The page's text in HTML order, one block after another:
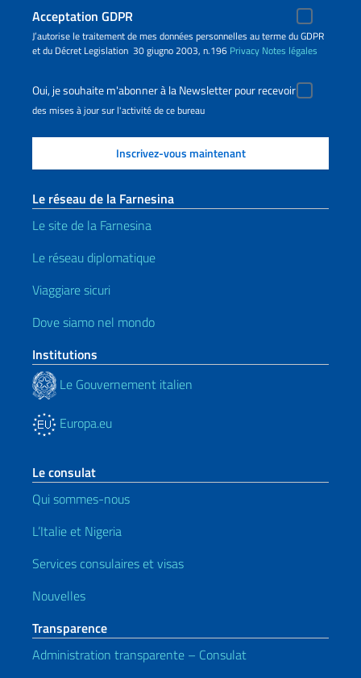
Acceptation GDPR
J’autorise le traitement de mes données personnelles au terme du GDPR
et du Décret Legislation 30 giugno 2003, n.196 Privacy Notes légales
Oui, je souhaite m'abonner à la Newsletter pour recevoir
des mises à jour sur l'activité de ce bureau
Le réseau de la Farnesina
Le site de la Farnesina
Le réseau diplomatique
Viaggiare sicuri
Dove siamo nel mondo
Institutions
Le Gouvernement italien
Europa.eu
Le consulat
Qui sommes-nous
L’Italie et Nigeria
Services consulaires et visas
Nouvelles
Transparence
Administration transparente – Consulat